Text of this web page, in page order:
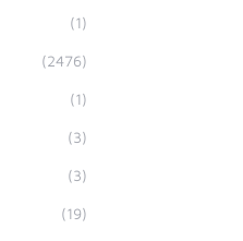
(1)
(2476)
(1)
(3)
(3)
(19)